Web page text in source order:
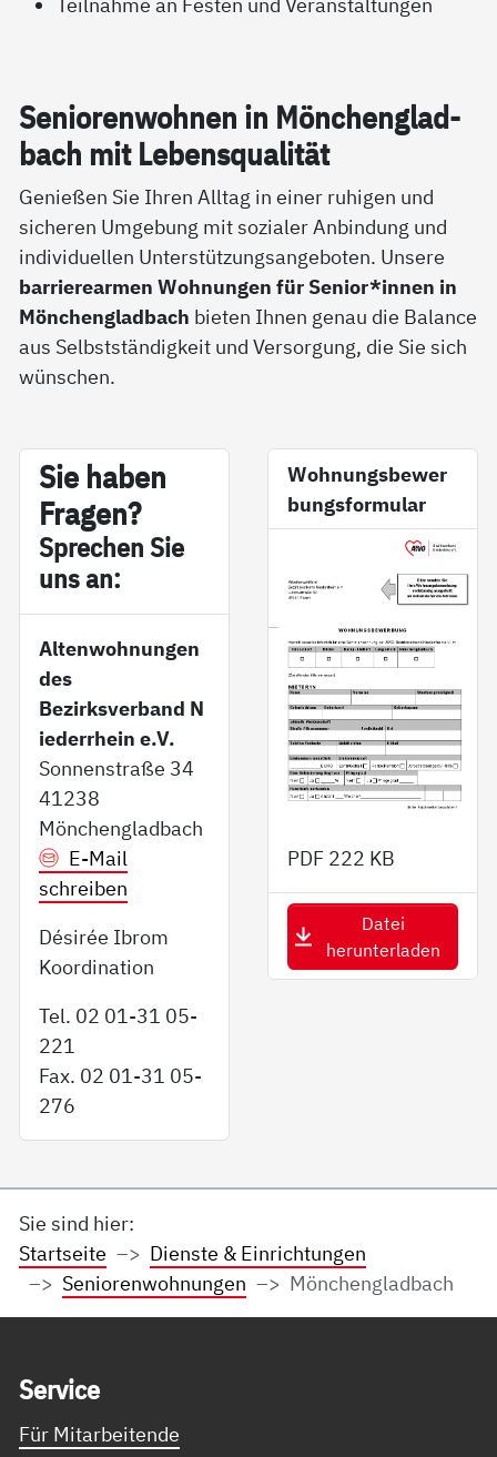
Se­nio­ren­woh­nen in Mön­chen­g­lad­
bach mit Le­bens­qua­li­tät
Genießen Sie Ihren Alltag in einer ruhigen und
sicheren Umgebung mit sozialer Anbindung und
individuellen Unterstützungsangeboten. Unsere
barrierearmen Wohnungen für Senior*innen in
Mönchengladbach bieten Ihnen genau die Balance
aus Selbstständigkeit und Versorgung, die Sie sich
wünschen.
Sie ha­ben
Fra­gen?
Sp­re­chen Sie
uns an:
Altenwohnungen
des
Bezirksverband N
iederrhein e.V.
Sonnenstraße 34
41238
Mönchengladbach
E-Mail
schreiben
Désirée Ibrom
Koordination
Tel. 02 01-31 05-
221
Fax. 02 01-31 05-
276
Wohnungsbewer
bungsformular
PDF 222 KB
Datei
herunterladen
Sie sind hier:
Startseite
Dienste & Einrichtungen
Seniorenwohnungen
Mönchengladbach
Ser­vice
Für Mitarbeitende